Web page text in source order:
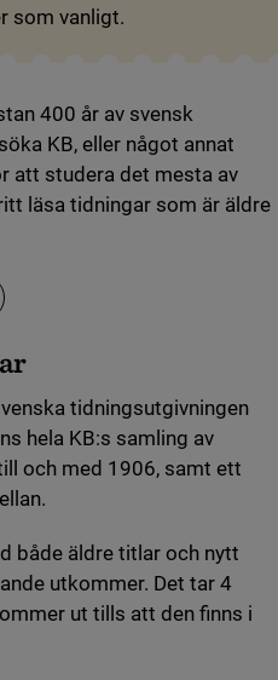
som vanligt.
400 år av svensk
KB, eller något annat
att studera det mesta av
läsa tidningar som är äldre
i nytt fönster)
tidningsutgivningen
hela KB:s samling av
och med 1906, samt ett
både äldre titlar och nytt
utkommer. Det tar 4
ut tills att den finns i